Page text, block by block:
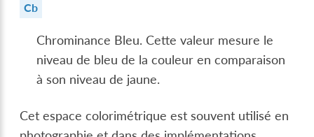
Cb
Chrominance Bleu. Cette valeur mesure le
niveau de bleu de la couleur en comparaison
à son niveau de jaune.
Cet espace colorimétrique est souvent utilisé en